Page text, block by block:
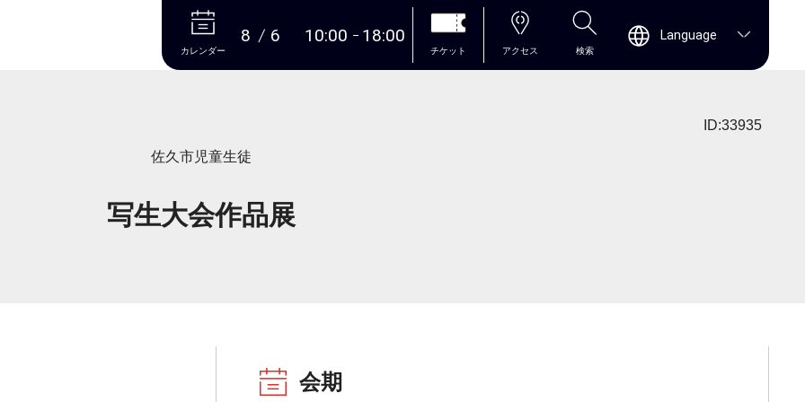
本文へ
カレンダー
8 6 10:00 18:00
チケット アクセス 検索
Language
ID:33935
佐久市児童生徒
写生大会作品展
会期